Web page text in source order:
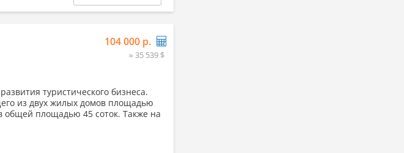
104 000 р.
≈ 35 539 $
туристического бизнеса.
из двух жилых домов площадью
общей площадью 45 соток. Также на